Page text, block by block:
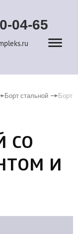
04-65
Борт стальной
Борт
со
и